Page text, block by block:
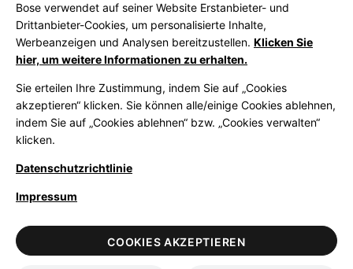
Bose App
Bose Connect
App
LegalDatenschutzrichtlinieZugänglichkeitHinweis zu Cookies
VerkaufsbedingungenNutzungsbedingungen
Bose verwendet auf seiner Website Erstanbieter- und
Drittanbieter-Cookies, um personalisierte Inhalte,
Werbeanzeigen und Analysen bereitzustellen. Klicken Sie
hier, um weitere Informationen zu erhalten.
Sie erteilen Ihre Zustimmung, indem Sie auf „Cookies
akzeptieren“ klicken. Sie können alle/einige Cookies ablehnen,
indem Sie auf „Cookies ablehnen“ bzw. „Cookies verwalten“
klicken.
Datenschutzrichtlinie
Impressum
COOKIES AKZEPTIEREN